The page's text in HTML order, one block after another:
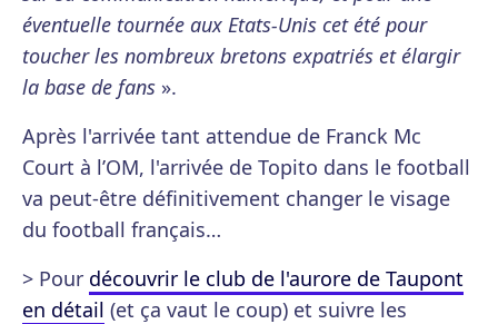
éventuelle tournée aux Etats-Unis cet été pour
toucher les nombreux bretons expatriés et élargir
la base de fans ».
Après l'arrivée tant attendue de Franck Mc
Court à l’OM, l'arrivée de Topito dans le football
va peut-être définitivement changer le visage
du football français…
> Pour découvrir le club de l'aurore de Taupont
en détail (et ça vaut le coup) et suivre les